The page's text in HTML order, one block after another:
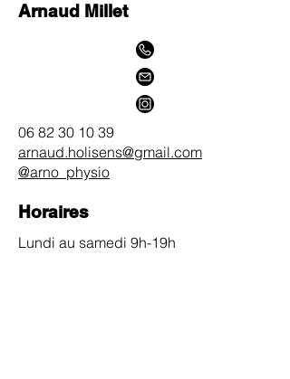
Arnaud Millet
06 82 30 10 39
arnaud.holisens@gmail.com
@arno_physio
Horaires
Lundi au samedi 9h-19h